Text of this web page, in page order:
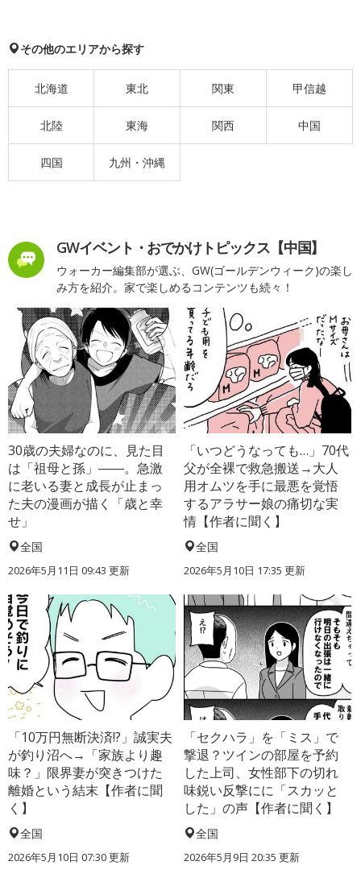
その他のエリアから探す
北海道 東北 関東 甲信越
北陸 東海 関西 中国
四国 九州・沖縄
GWイベント・おでかけトピックス【中国】
ウォーカー編集部が選ぶ、GW(ゴールデンウィーク)の楽し
み方を紹介。家で楽しめるコンテンツも続々！
30歳の夫婦なのに、見た目
は「祖母と孫」――。急激
に老いる妻と成長が止まっ
た夫の漫画が描く「歳と幸
せ」
全国
2026年5月11日 09:43 更新
「いつどうなっても…」70代
父が全裸で救急搬送→大人
用オムツを手に最悪を覚悟
するアラサー娘の痛切な実
情【作者に聞く】
全国
2026年5月10日 17:35 更新
「10万円無断決済!?」誠実夫
が釣り沼へ→「家族より趣
味？」限界妻が突きつけた
離婚という結末【作者に聞
く】
全国
2026年5月10日 07:30 更新
「セクハラ」を「ミス」で
撃退？ツインの部屋を予約
した上司、女性部下の切れ
味鋭い反撃にに「スカッと
した」の声【作者に聞く】
全国
2026年5月9日 20:35 更新